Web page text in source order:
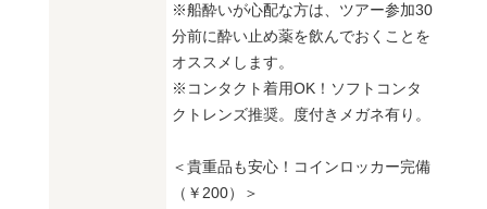
※船酔いが心配な方は、ツアー参加30
分前に酔い止め薬を飲んでおくことを
オススメします。
※コンタクト着用OK！ソフトコンタ
クトレンズ推奨。度付きメガネ有り。
＜貴重品も安心！コインロッカー完備
（￥200）＞